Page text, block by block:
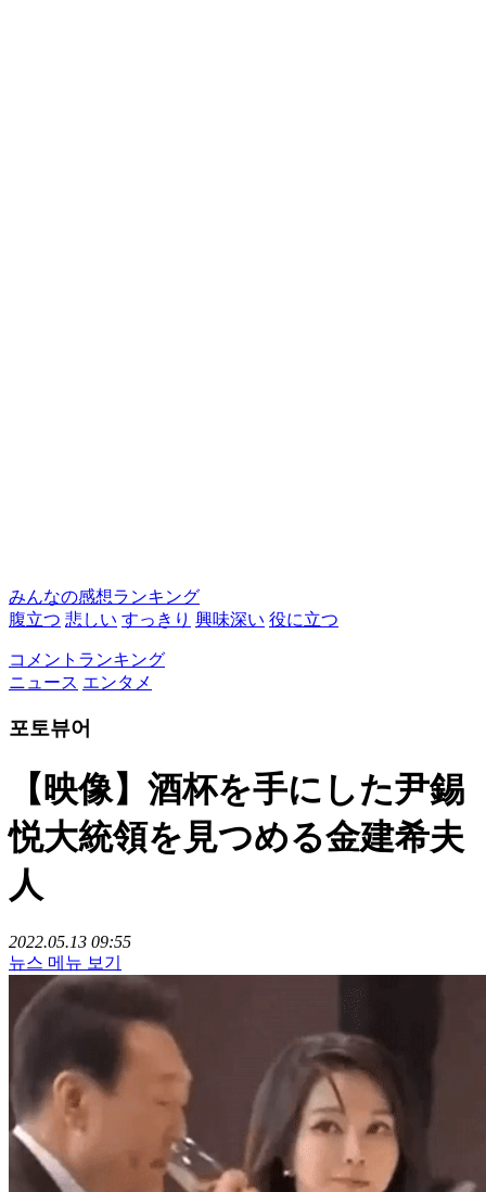
みんなの感想ランキング
腹立つ 悲しい すっきり 興味深い 役に立つ
コメントランキング
ニュース エンタメ
포토뷰어
【映像】酒杯を手にした尹錫
悦大統領を見つめる金建希夫
人
2022.05.13 09:55
뉴스 메뉴 보기